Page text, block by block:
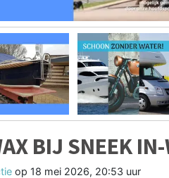
BIJ SNEEK
op 18 mei 2026, 20:53 uur